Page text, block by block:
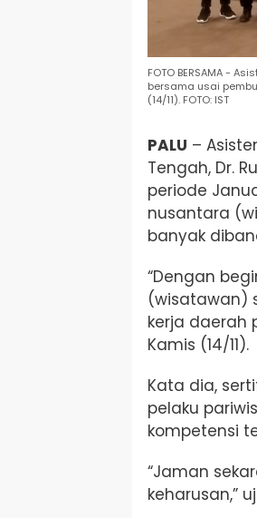
FOTO BERSAMA -
bersama usai
(14/11). FOTO: IST
PALU –
Tengah, Dr.
periode
nusantara
banyak
“Dengan
(wisatawan)
kerja daerah
Kamis (14/11).
Kata dia,
pelaku
kompetensi
“Jaman
keharusan,”